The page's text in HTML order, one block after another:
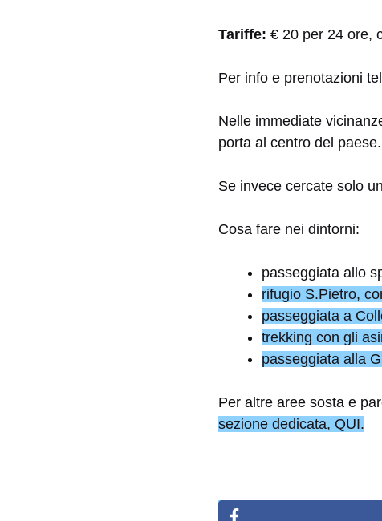
Tariffe: € 20 per 24 ore,
Per info e prenotazioni
Nelle immediate
porta al centro del paese.
Se invece cercate solo
Cosa fare nei dintorni:
passeggiata allo
rifugio S.Pietro,
passeggiata a
trekking con gli
passeggiata alla
Per altre aree sosta e
sezione dedicata, QUI.